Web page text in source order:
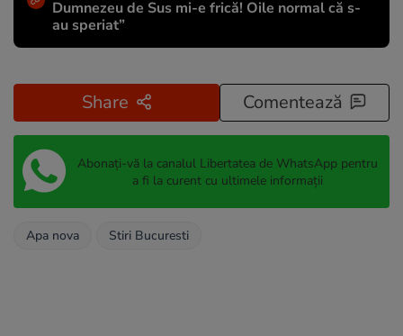
Dumnezeu de Sus mi-e frică! Oile normal că s-
au speriat”
Share Comentează
Abonați-vă la canalul Libertatea de WhatsApp pentru
a fi la curent cu ultimele informații
Apa nova Stiri Bucuresti